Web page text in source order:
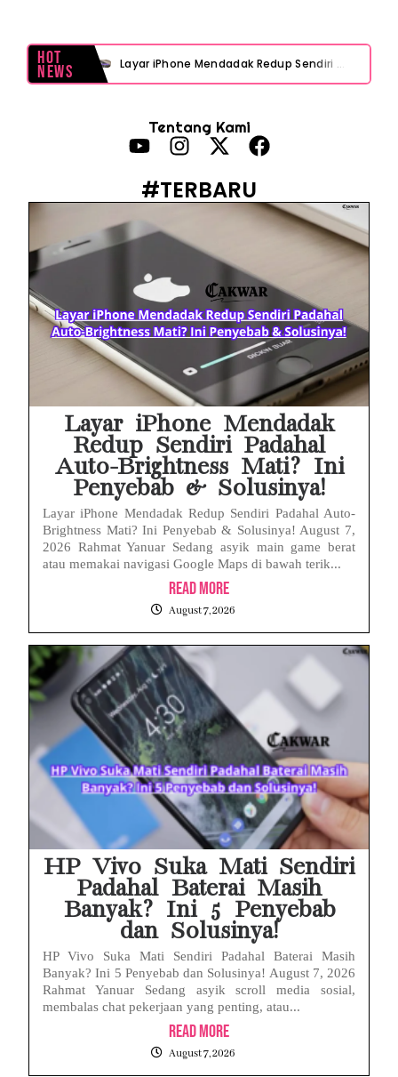
Hot
News Layar iPhone Mendadak Redup Sendiri Padahal Auto-Brightness Mati? Ini Penyebab & Solusinya!
Prabowo Sebut ‘Londo Ireng’, Ray Rangkuti Desak DPR Bersikap, Ini Ulasan Politiknya
MAKI Soroti Penahanan Eks Jampidsus Febrie Adriansyah Tanpa Rompi Pink
Babak Baru Kasus Febrie Adriansyah, Rencana Praperadilan Penyitaan Emas dan Uang Tunai Jadi Sorotan
Baterai Apple Watch Cepat Boros? Ini Penyebab dan Cara Mengatasinya
HP Huawei Cepat Panas? Ini Penyebab Utama dan Cara Mengatasinya
Tentang Kami
#TERBARU
Layar iPhone Mendadak
Redup Sendiri Padahal
Auto-Brightness Mati? Ini
Penyebab & Solusinya!
Layar iPhone Mendadak Redup Sendiri Padahal Auto-
Brightness Mati? Ini Penyebab & Solusinya! August 7,
2026 Rahmat Yanuar Sedang asyik main game berat
atau memakai navigasi Google Maps di bawah terik...
Read More
August 7, 2026
HP Vivo Suka Mati Sendiri
Padahal Baterai Masih
Banyak? Ini 5 Penyebab
dan Solusinya!
HP Vivo Suka Mati Sendiri Padahal Baterai Masih
Banyak? Ini 5 Penyebab dan Solusinya! August 7, 2026
Rahmat Yanuar Sedang asyik scroll media sosial,
membalas chat pekerjaan yang penting, atau...
Read More
August 7, 2026